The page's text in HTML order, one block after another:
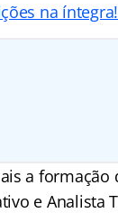
na íntegra!
a formação
e Analista